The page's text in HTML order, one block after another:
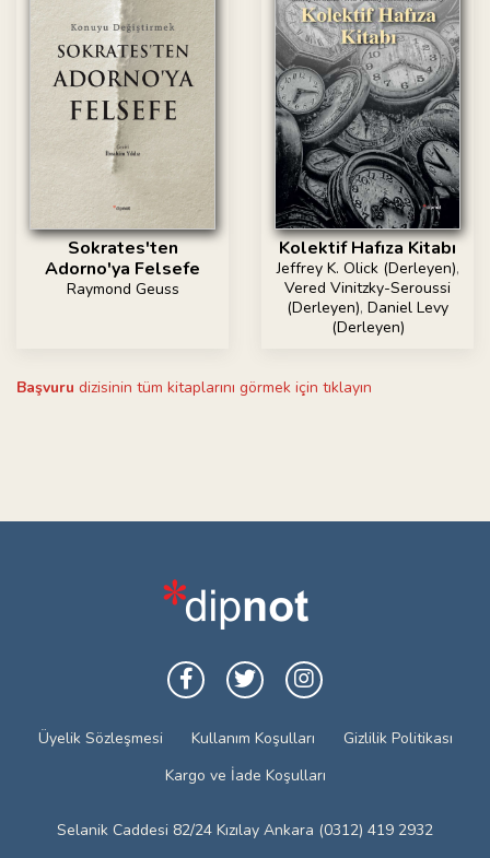
Sokrates'ten
Adorno'ya Felsefe
Raymond Geuss
Kolektif Hafıza Kitabı
Jeffrey K. Olick (Derleyen),
Vered Vinitzky-Seroussi
(Derleyen), Daniel Levy
(Derleyen)
Başvuru dizisinin tüm kitaplarını görmek için tıklayın
Üyelik Sözleşmesi Kullanım Koşulları
Gizlilik Politikası
Kargo ve İade Koşulları
Selanik Caddesi 82/24 Kızılay Ankara (0312) 419 2932